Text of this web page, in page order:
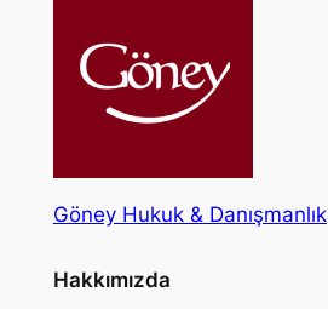
Göney Hukuk & Danışmanlık
Hakkımızda